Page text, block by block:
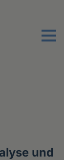
Menu
und